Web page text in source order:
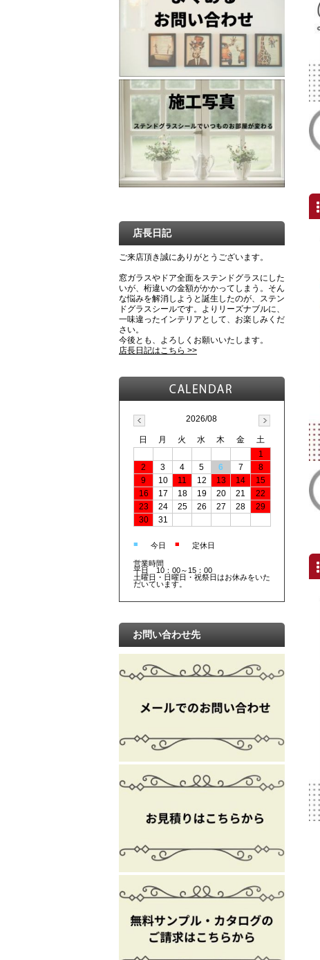
店長日記
ご来店頂き誠にありがとうございます。
窓ガラスやドア全面をステンドグラスにした
いが、桁違いの金額がかかってしまう。そん
な悩みを解消しようと誕生したのが、ステン
ドグラスシールです。よりリーズナブルに、
一味違ったインテリアとして、お楽しみくだ
さい。
今後とも、よろしくお願いいたします。
店長日記はこちら >>
2026/08
日 月 火 水 木 金
土
1
2
3 4 5 6 7
8
9
10 11 12 13 14
15
16
17 18 19 20 21
22
23
24 25 26 27 28
29
30
31
■ 今日 ■ 定休日
営業時間
平日 10：00～15：00
土曜日・日曜日・祝祭日はお休みをいた
だいています。
お問い合わせ先